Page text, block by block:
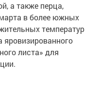
а также перца,
в более южных
температур
яровизированного
листа» для